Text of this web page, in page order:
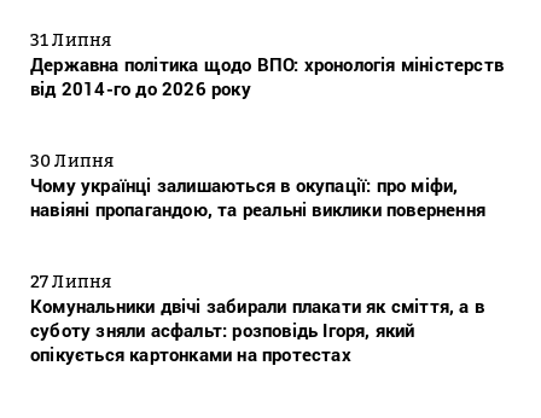
31 Липня
Державна політика щодо ВПО: хронологія міністерств
від 2014-го до 2026 року
30 Липня
Чому українці залишаються в окупації: про міфи,
навіяні пропагандою, та реальні виклики повернення
27 Липня
Комунальники двічі забирали плакати як сміття, а в
суботу зняли асфальт: розповідь Ігоря, який
опікується картонками на протестах